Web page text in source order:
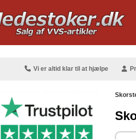
Vi er altid klar til at hjælpe